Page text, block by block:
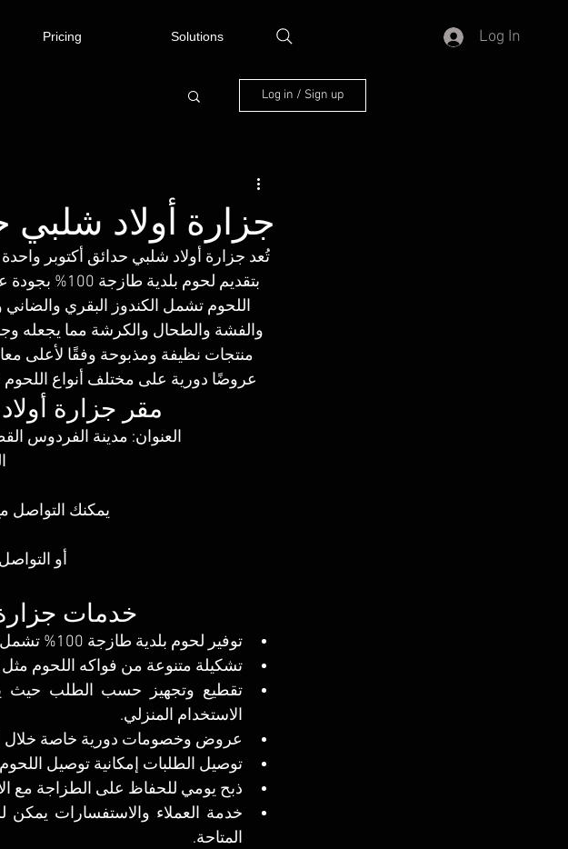
Pricing Solutions Log In
Log in / Sign up
جزارة أولاد شلبي
تُعد جزارة أولاد شلبي حدائق أكتوبر
بتقديم لحوم
اللحوم تشمل الكندوز البقري والضاني
والفشة والطحال والكرشة مما يجعله
منتجات نظيفة ومذبوحة وفقًا لأعلى
عروضًا دورية على مختلف أنواع
مقر جزارة
العنوان: مدينة الفردوس
يمكنك التواصل
أو
خدمات جزارة
توفير لحوم بلدية طازجة 100% تشمل لحوم كندوز بقري وضاني وجملي مع ضمان الجودة والنظافة.
تشكيلة متنوعة من فواكه اللحوم
الاستخدام المنزلي.
عروض وخصومات دورية خاصة خلال
توصيل الطلبات إمكانية توصيل
ذبح يومي للحفاظ على الطزاجة مع
المتاحة.